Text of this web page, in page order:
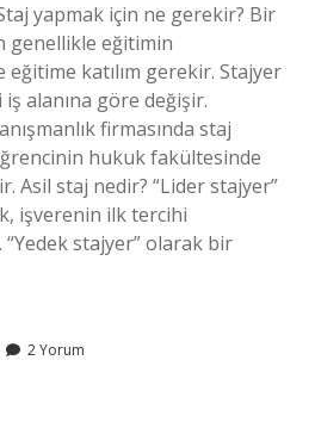
yapmak için ne gerekir? Bir
genellikle eğitimin
eğitime katılım gerekir. Stajyer
alanına göre değişir.
firmasında staj
hukuk fakültesinde
Asil staj nedir? “Lider stajyer”
işverenin ilk tercihi
stajyer” olarak bir
2 Yorum